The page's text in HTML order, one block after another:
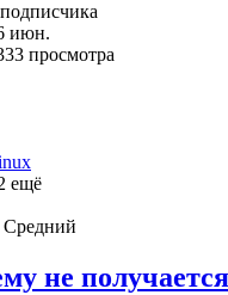
июн.
просмотра
ещё
Средний
не